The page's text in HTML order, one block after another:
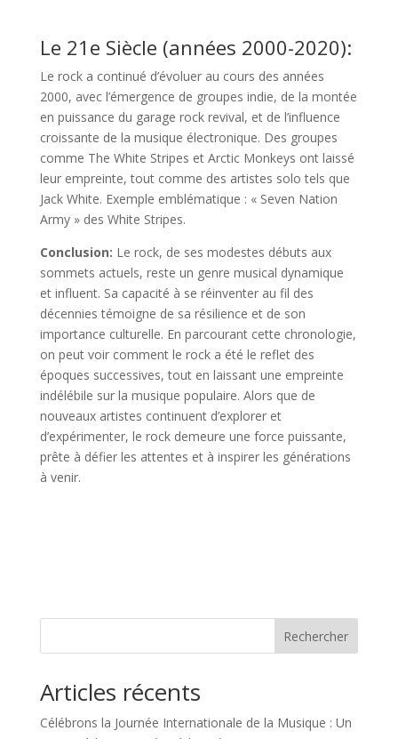
Le 21e Siècle (années 2000-2020):
Le rock a continué d’évoluer au cours des années
2000, avec l’émergence de groupes indie, de la montée
en puissance du garage rock revival, et de l’influence
croissante de la musique électronique. Des groupes
comme The White Stripes et Arctic Monkeys ont laissé
leur empreinte, tout comme des artistes solo tels que
Jack White. Exemple emblématique : « Seven Nation
Army » des White Stripes.
Conclusion: Le rock, de ses modestes débuts aux
sommets actuels, reste un genre musical dynamique
et influent. Sa capacité à se réinventer au fil des
décennies témoigne de sa résilience et de son
importance culturelle. En parcourant cette chronologie,
on peut voir comment le rock a été le reflet des
époques successives, tout en laissant une empreinte
indélébile sur la musique populaire. Alors que de
nouveaux artistes continuent d’explorer et
d’expérimenter, le rock demeure une force puissante,
prête à défier les attentes et à inspirer les générations
à venir.
Rechercher
Articles récents
Célébrons la Journée Internationale de la Musique : Un